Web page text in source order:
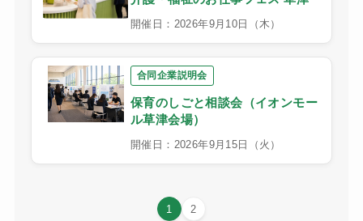
開催日：2026年9月10日（木）
合同企業説明会
保育のしごと相談会（イオンモー
ル草津会場）
開催日：2026年9月15日（火）
1 2